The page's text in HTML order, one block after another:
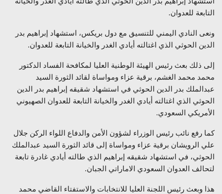
التابعة للعدوان.
ونعى النادي اليمني للتنسيق مع دول بريكس، استشهاد إبراهيم بدر
الدين الحوثي الذي اغتالته أيادي الغدر والخيانة التابعة للعدوان.
إلى ذلك بعث رئيس الهيئة الوطنية العليا لمكافحة الفساد الدكتور
محمد محمد الغشم، برقية عزاء ومواساة لقائد الثورة السيد
عبدالملك بدر الدين الحوثي في استشهاد شقيقه إبراهيم بدر الدين
الحوثي الذي اغتالته أيادي الغدر والخيانة التابعة للعدوان الصهيوني
الأمريكي السعودي.
كما رفع نائب رئيس الوزراء لشؤون الأمن والدفاع اللواء الركن جلال
علي الرويشان برقية عزاء ومواساة إلى قائد الثورة السيد عبدالملك
الحوثي، في استشهاد شقيقه إبراهيم الذي طالته أيادي غادرة تابعة
لتحالف العدوان السعودي الاماراتي الجبان.
هذا وبعث رئيس اللجنة العليا للانتخابات والاستفتاء القاضي محمد